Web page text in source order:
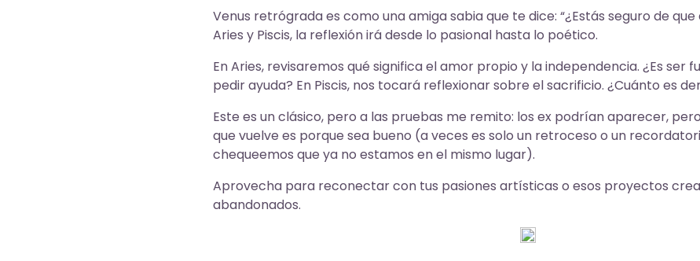
Venus retrógrada es como una amiga sabia que te dice: “¿Estás seguro de que
Aries y Piscis, la reflexión irá desde lo pasional hasta lo poético.
En Aries, revisaremos qué significa el amor propio y la independencia. ¿Es ser
pedir ayuda? En Piscis, nos tocará reflexionar sobre el sacrificio. ¿Cuánto es
Este es un clásico, pero a las pruebas me remito: los ex podrían aparecer,
que vuelve es porque sea bueno (a veces es solo un retroceso o un
chequeemos que ya no estamos en el mismo lugar).
Aprovecha para reconectar con tus pasiones artísticas o esos proyectos
abandonados.